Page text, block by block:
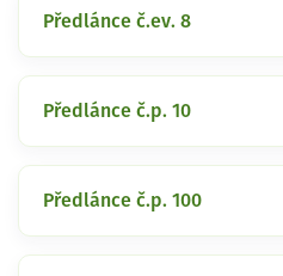
Předlánce č.ev. 8
Předlánce č.p. 10
Předlánce č.p. 100